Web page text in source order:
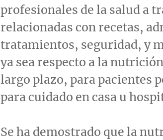
profesionales de la salud a
relacionadas con recetas,
tratamientos, seguridad, y
ya sea respecto a la
largo plazo, para pacientes
para cuidado en casa u
Se ha demostrado que la